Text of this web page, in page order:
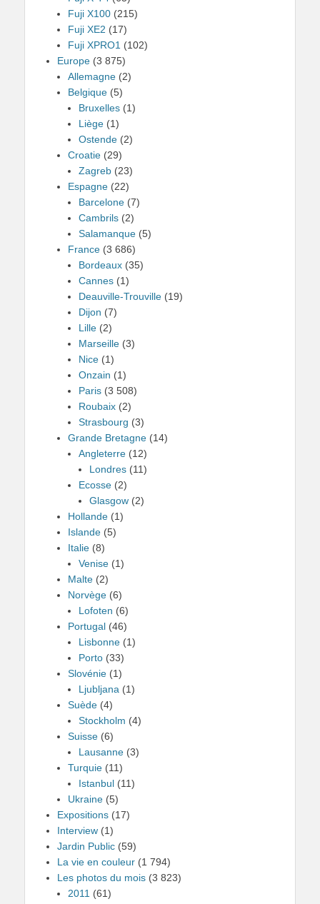
Fuji X100 (215)
Fuji XE2 (17)
Fuji XPRO1 (102)
Europe (3 875)
Allemagne (2)
Belgique (5)
Bruxelles (1)
Liège (1)
Ostende (2)
Croatie (29)
Zagreb (23)
Espagne (22)
Barcelone (7)
Cambrils (2)
Salamanque (5)
France (3 686)
Bordeaux (35)
Cannes (1)
Deauville-Trouville (19)
Dijon (7)
Lille (2)
Marseille (3)
Nice (1)
Onzain (1)
Paris (3 508)
Roubaix (2)
Strasbourg (3)
Grande Bretagne (14)
Angleterre (12)
Londres (11)
Ecosse (2)
Glasgow (2)
Hollande (1)
Islande (5)
Italie (8)
Venise (1)
Malte (2)
Norvège (6)
Lofoten (6)
Portugal (46)
Lisbonne (1)
Porto (33)
Slovénie (1)
Ljubljana (1)
Suède (4)
Stockholm (4)
Suisse (6)
Lausanne (3)
Turquie (11)
Istanbul (11)
Ukraine (5)
Expositions (17)
Interview (1)
Jardin Public (59)
La vie en couleur (1 794)
Les photos du mois (3 823)
2011 (61)